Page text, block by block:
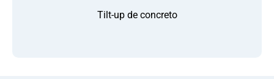
Tilt-up de concreto